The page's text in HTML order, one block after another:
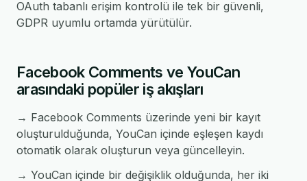
OAuth tabanlı erişim kontrolü ile tek bir güvenli,
GDPR uyumlu ortamda yürütülür.
Facebook Comments ve YouCan
arasındaki popüler iş akışları
→ Facebook Comments üzerinde yeni bir kayıt
oluşturulduğunda, YouCan içinde eşleşen kaydı
otomatik olarak oluşturun veya güncelleyin.
→ YouCan içinde bir değişiklik olduğunda, her iki